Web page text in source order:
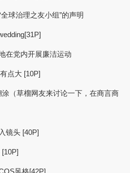
球治理之友小组”的声明
在党内开展廉洁运动
点大 [10P]
（草榴网友来讨论一下，在商言商
镜头 [40P]
风格[42P]